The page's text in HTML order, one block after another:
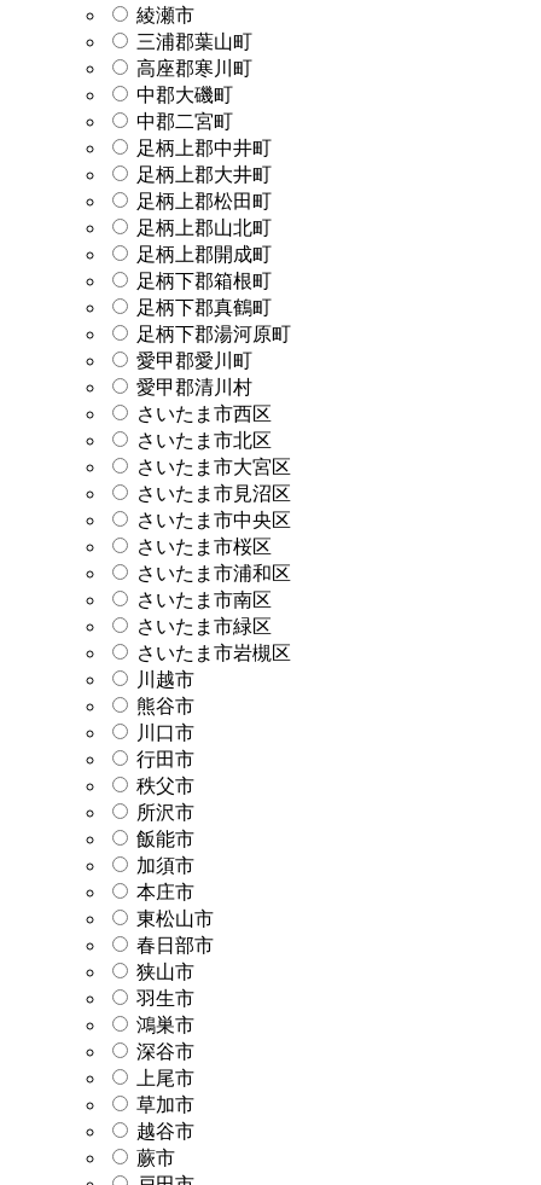
綾瀬市
三浦郡葉山町
高座郡寒川町
中郡大磯町
中郡二宮町
足柄上郡中井町
足柄上郡大井町
足柄上郡松田町
足柄上郡山北町
足柄上郡開成町
足柄下郡箱根町
足柄下郡真鶴町
足柄下郡湯河原町
愛甲郡愛川町
愛甲郡清川村
さいたま市西区
さいたま市北区
さいたま市大宮区
さいたま市見沼区
さいたま市中央区
さいたま市桜区
さいたま市浦和区
さいたま市南区
さいたま市緑区
さいたま市岩槻区
川越市
熊谷市
川口市
行田市
秩父市
所沢市
飯能市
加須市
本庄市
東松山市
春日部市
狭山市
羽生市
鴻巣市
深谷市
上尾市
草加市
越谷市
蕨市